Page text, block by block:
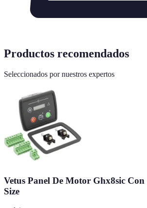
Productos recomendados
Seleccionados por nuestros expertos
Vetus Panel De Motor Ghx8sic
Size